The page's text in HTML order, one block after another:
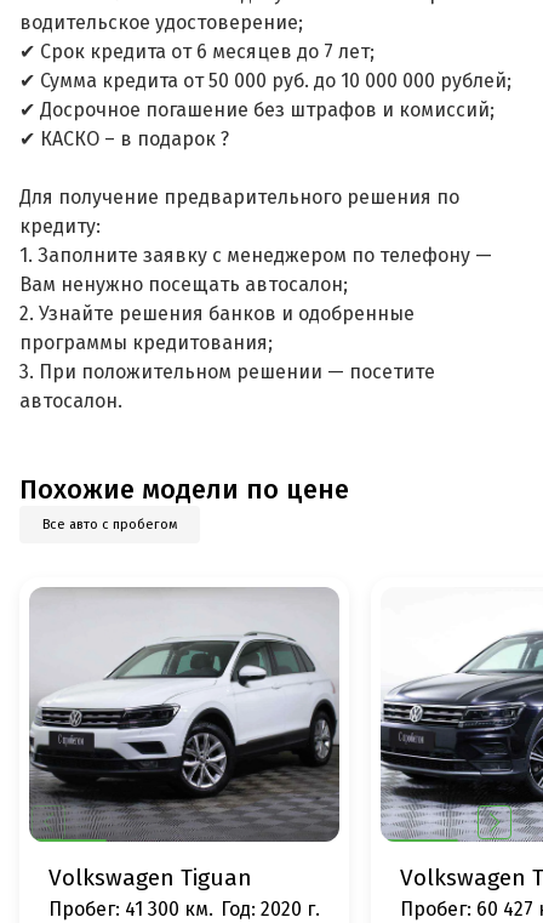
водительское удостоверение;
✔ Срок кредита от 6 месяцев до 7 лет;
✔ Сумма кредита от 50 000 руб. до 10 000 000 рублей;
✔ Досрочное погашение без штрафов и комиссий;
✔ КАСКО – в подарок ?
Для получение предварительного решения по
кредиту:
1. Заполните заявку с менеджером по телефону —
Вам ненужно посещать автосалон;
2. Узнайте решения банков и одобренные
программы кредитования;
3. При положительном решении — посетите
автосалон.
Похожие модели по цене
Все авто с пробегом
Volkswagen Tiguan
Пробег: 41 300 км. Год: 2020 г.
Volkswagen
Пробег: 60 427